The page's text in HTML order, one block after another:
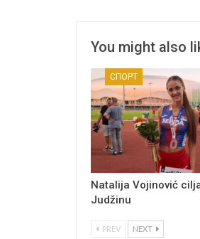
You might also
СПОРТ
Natalija Vojinović
Judžinu
PREV NEXT